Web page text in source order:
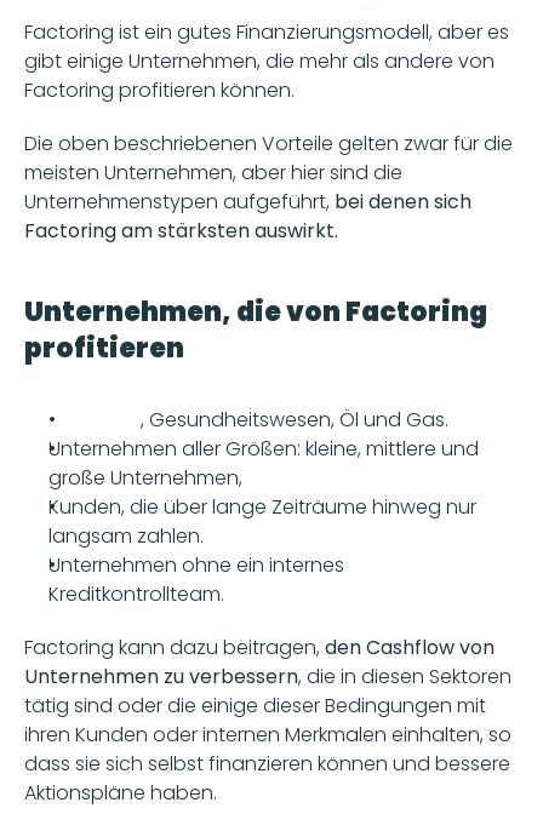
Factoring ist ein gutes Finanzierungsmodell, aber es
gibt einige Unternehmen, die mehr als andere von
Factoring profitieren können.
Die oben beschriebenen Vorteile gelten zwar für die
meisten Unternehmen, aber hier sind die
Unternehmenstypen aufgeführt, bei denen sich
Factoring am stärksten auswirkt.
Unternehmen, die von Factoring
profitieren
Transport , Gesundheitswesen, Öl und Gas.
Unternehmen aller Größen: kleine, mittlere und
große Unternehmen,
Kunden, die über lange Zeiträume hinweg nur
langsam zahlen.
Unternehmen ohne ein internes
Kreditkontrollteam.
Factoring kann dazu beitragen, den Cashflow von
Unternehmen zu verbessern, die in diesen Sektoren
tätig sind oder die einige dieser Bedingungen mit
ihren Kunden oder internen Merkmalen einhalten, so
dass sie sich selbst finanzieren können und bessere
Aktionspläne haben.